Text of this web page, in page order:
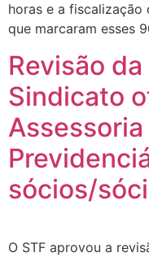
horas e a fiscalização
que marcaram esses
Revisão
Sindicato
sócios/
O STF aprovou a